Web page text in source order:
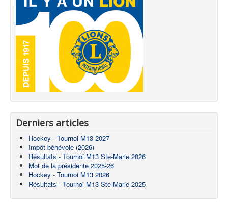
Derniers articles
Hockey - Tournoi M13 2027
Impôt bénévole (2026)
Résultats - Tournoi M13 Ste-Marie 2026
Mot de la présidente 2025-26
Hockey - Tournoi M13 2026
Résultats - Tournoi M13 Ste-Marie 2025